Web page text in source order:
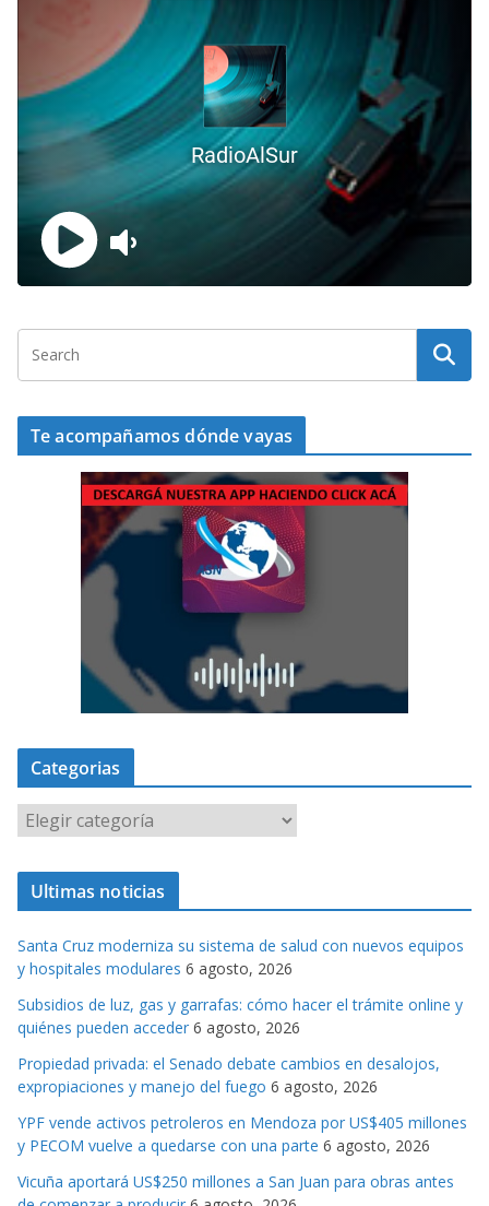
Te acompañamos dónde vayas
Categorias
a
t
o
r
i
a
s
Ultimas noticias
Santa Cruz moderniza su sistema de salud con nuevos equipos
y hospitales modulares 6 agosto, 2026
Subsidios de luz, gas y garrafas: cómo hacer el trámite online y
quiénes pueden acceder 6 agosto, 2026
Propiedad privada: el Senado debate cambios en desalojos,
expropiaciones y manejo del fuego 6 agosto, 2026
YPF vende activos petroleros en Mendoza por US$405 millones
y PECOM vuelve a quedarse con una parte 6 agosto, 2026
Vicuña aportará US$250 millones a San Juan para obras antes